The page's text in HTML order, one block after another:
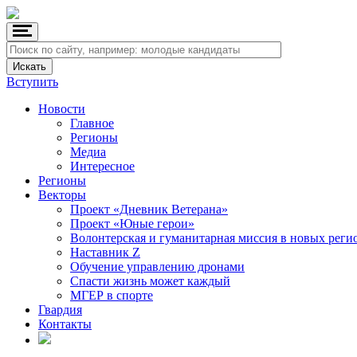
Вступить
Новости
Главное
Регионы
Медиа
Интересное
Регионы
Векторы
Проект «Дневник Ветерана»
Проект «Юные герои»
Волонтерская и гуманитарная миссия в новых
Наставник Z
Обучение управлению дронами
Спасти жизнь может каждый
МГЕР в спорте
Гвардия
Контакты